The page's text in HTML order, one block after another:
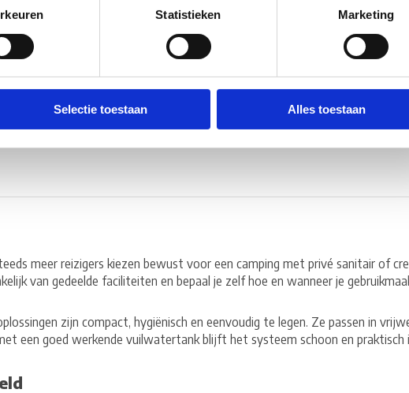
Statistieken Marketing
Selectie toestaan Alles toestaan
meer reizigers kiezen bewust voor een camping met privé sanitair of
van gedeelde faciliteiten en bepaal je zelf hoe en wanneer je
zijn compact, hygiënisch en eenvoudig te legen. Ze passen in
een goed werkende vuilwatertank blijft het systeem schoon en praktisch